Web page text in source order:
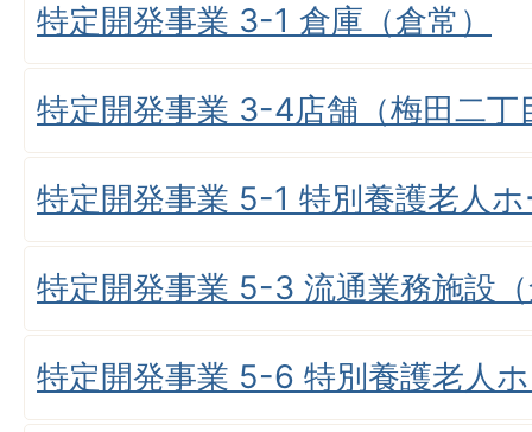
特定開発事業 3-1 倉庫（倉常）
特定開発事業 3-4店舗（梅田二丁
特定開発事業 5-1 特別養護老人
特定開発事業 5-3 流通業務施設
特定開発事業 5-6 特別養護老人